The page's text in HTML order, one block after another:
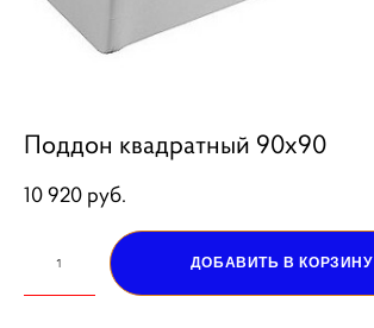
Поддон квадратный 90х90
10 920 pуб.
ДОБАВИТЬ В КОРЗИНУ